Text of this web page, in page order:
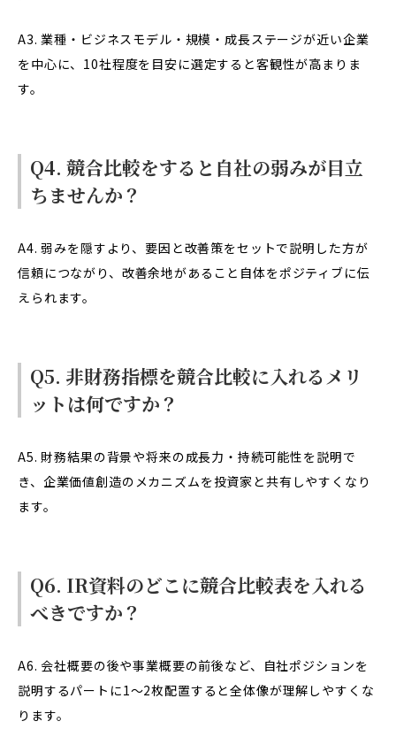
A3. 業種・ビジネスモデル・規模・成長ステージが近い企業
を中心に、10社程度を目安に選定すると客観性が高まりま
す。
Q4. 競合比較をすると自社の弱みが目立
ちませんか？
A4. 弱みを隠すより、要因と改善策をセットで説明した方が
信頼につながり、改善余地があること自体をポジティブに伝
えられます。
Q5. 非財務指標を競合比較に入れるメリ
ットは何ですか？
A5. 財務結果の背景や将来の成長力・持続可能性を説明で
き、企業価値創造のメカニズムを投資家と共有しやすくなり
ます。
Q6. IR資料のどこに競合比較表を入れる
べきですか？
A6. 会社概要の後や事業概要の前後など、自社ポジションを
説明するパートに1〜2枚配置すると全体像が理解しやすくな
ります。